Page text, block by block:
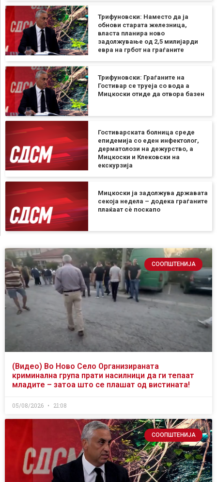
Трифуновски: Наместо да ја
обнови старата железница,
власта планира ново
задолжување од 2,5 милијарди
евра на грбот на граѓаните
Трифуновски: Граѓаните на
Гостивар се труеја со вода а
Мицкоски отиде да отвора базен
Гостиварската болница среде
епидемија со еден инфектолог,
дерматолози на дежурство, а
Мицкоски и Клековски на
екскурзија
Мицкоски ја задолжува државата
секоја недела – додека граѓаните
плаќаат сѐ поскапо
СООПШТЕНИЈА
(Видео) Во Ново Село Организираната
криминална група прати насилници да ги тепаат
младите – затоа што се плашат од вистината!
05/08/2026 21:08
СООПШТЕНИЈА